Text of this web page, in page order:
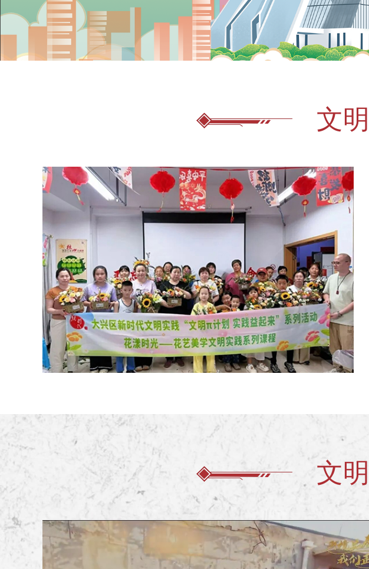
文明
文明